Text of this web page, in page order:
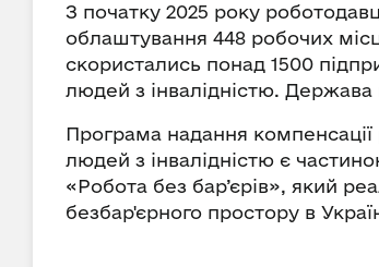
З початку 2025 року
облаштування 448 робочих
скористались понад 1500
людей з інвалідністю.
Програма надання
людей з інвалідністю є
«Робота без бар’єрів», який
безбар'єрного простору в